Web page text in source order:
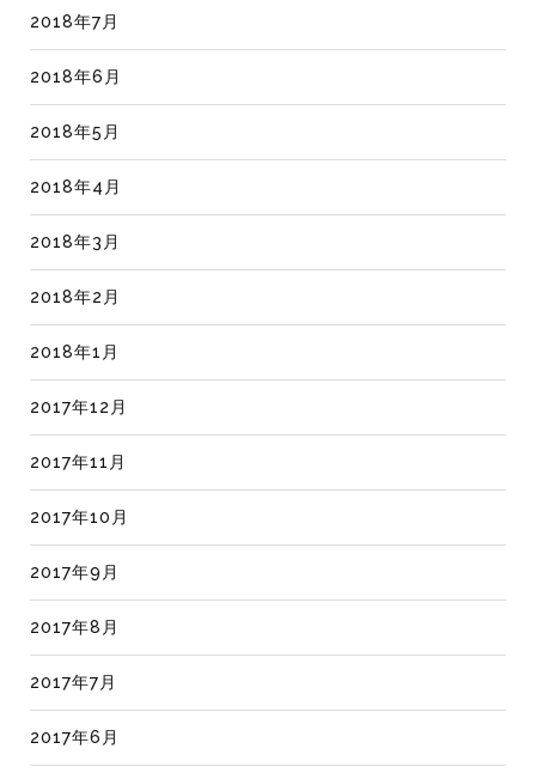
2018年7月
2018年6月
2018年5月
2018年4月
2018年3月
2018年2月
2018年1月
2017年12月
2017年11月
2017年10月
2017年9月
2017年8月
2017年7月
2017年6月